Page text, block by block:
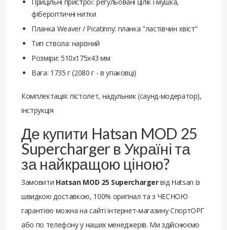
фібероптичні нитки
Планка Weaver / Picatinny: планка "ластівчин хвіст"
Тип ствола: нарізний
Розміри: 510х175х43 мм
Вага: 1735 г (2080 г - в упаковці)
Комплектація: пістолет, надульник (саунд-модератор),
інструкція
Де купити Hatsan MOD 25
Supercharger в Україні та
за найкращою ціною?
Замовити Hatsan MOD 25 Superchargerвід Hatsan із
швидкою доставкою, 100% оригінал та з ЧЕСНОЮ
гарантією можна на сайті інтернет-магазину СпортОРГ
або по телефону у наших менеджерів. Ми здійснюємо